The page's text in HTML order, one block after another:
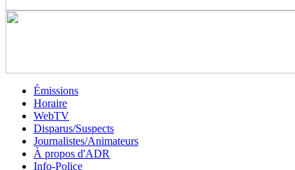
Émissions
Horaire
WebTV
Disparus/Suspects
Journalistes/Animateurs
À propos d'ADR
Info-Police